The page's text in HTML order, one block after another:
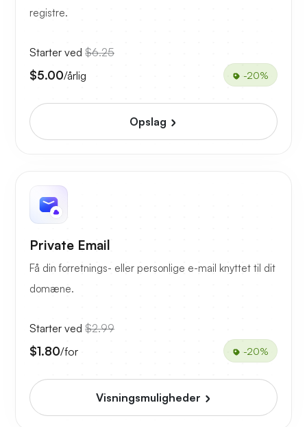
registre.
Starter ved $6.25
$5.00/årlig -20%
Opslag
Private Email
Få din forretnings- eller personlige e-mail knyttet til dit
domæne.
Starter ved $2.99
$1.80/for -20%
Visningsmuligheder